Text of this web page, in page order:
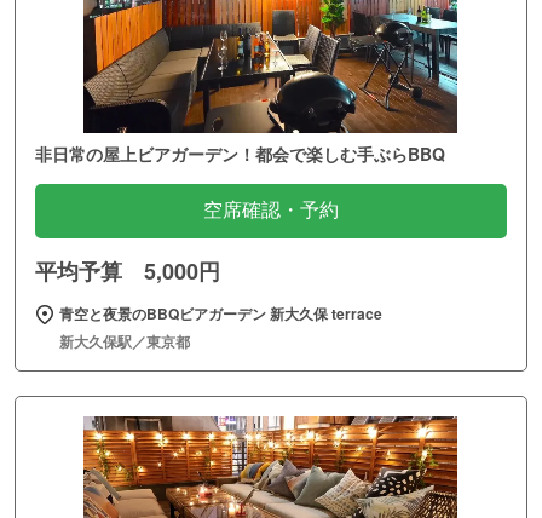
非日常の屋上ビアガーデン！都会で楽しむ手ぶらBBQ
空席確認・予約
平均予算 5,000円
青空と夜景のBBQビアガーデン 新大久保 terrace
新大久保駅／東京都